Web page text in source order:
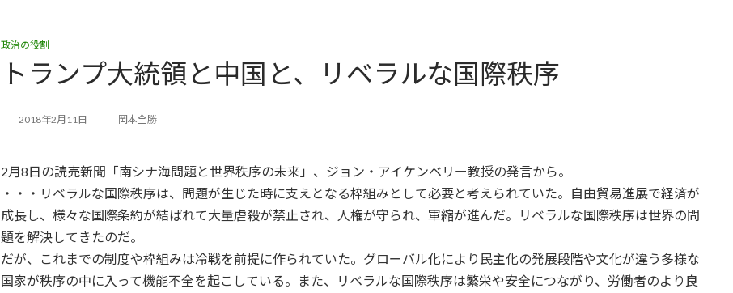
政治の役割
トランプ大統領と中国と、リベラルな国際秩序
2018年2月11日 岡本全勝
2月8日の読売新聞「南シナ海問題と世界秩序の未来」、ジョン・アイケンベリー教授の発言から。
・・・リベラルな国際秩序は、問題が生じた時に支えとなる枠組みとして必要と考えられていた。自由貿易進展で経済が
成長し、様々な国際条約が結ばれて大量虐殺が禁止され、人権が守られ、軍縮が進んだ。リベラルな国際秩序は世界の問
題を解決してきたのだ。
だが、これまでの制度や枠組みは冷戦を前提に作られていた。グローバル化により民主化の発展段階や文化が違う多様な
国家が秩序の中に入って機能不全を起こしている。また、リベラルな国際秩序は繁栄や安全につながり、労働者のより良